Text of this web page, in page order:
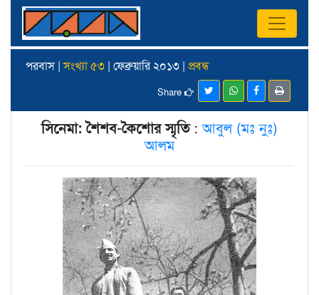
পরবাস |সংখ্যা ৫৩ | ফেব্রুয়ারি ২০১৩ | প্রবন্ধ
Share
সিনেমা: শৈশব-কৈশোর স্মৃতি:আবুল (মঃ নুঃ)
আলম